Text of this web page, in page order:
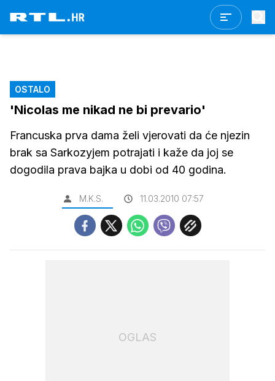
OSTALO
'Nicolas me nikad ne bi prevario'
Francuska prva dama želi vjerovati da će njezin
brak sa Sarkozyjem potrajati i kaže da joj se
dogodila prava bajka u dobi od 40 godina.
M.K.S. 11.03.2010 07:57
OGLAS